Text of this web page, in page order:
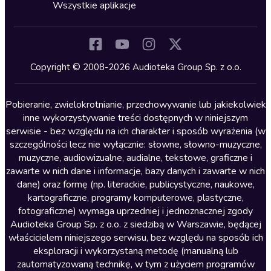
Kryminały
Lektury szkolne
Literatura anglojęzyczna
Literatura faktu
Literatura obyczajowa
Literatura piękna obca
Literatura piękna polska
Nagrania relaksacyjne
Nauka języków
Nauki humanistyczne
Wszystkie aplikacje
Copyright © 2008-2026 Audioteka Group Sp. z o.o.
Pobieranie, zwielokrotnianie, przechowywanie lub jakiekolwiek
inne wykorzystywanie treści dostępnych w niniejszym
serwisie - bez względu na ich charakter i sposób wyrażenia (w
szczególności lecz nie wyłącznie: słowne, słowno-muzyczne,
muzyczne, audiowizualne, audialne, tekstowe, graficzne i
zawarte w nich dane i informacje, bazy danych i zawarte w nich
dane) oraz formę (np. literackie, publicystyczne, naukowe,
kartograficzne, programy komputerowe, plastyczne,
fotograficzne) wymaga uprzedniej i jednoznacznej zgody
Audioteka Group Sp. z o.o. z siedzibą w Warszawie, będącej
właścicielem niniejszego serwisu, bez względu na sposób ich
eksploracji i wykorzystaną metodę (manualną lub
zautomatyzowaną technikę, w tym z użyciem programów